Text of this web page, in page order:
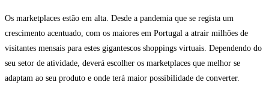
Os marketplaces estão em alta. Desde a pandemia que se regista um
crescimento acentuado, com os maiores em Portugal a atrair milhões de
visitantes mensais para estes gigantescos shoppings virtuais. Dependendo do
seu setor de atividade, deverá escolher os marketplaces que melhor se
adaptam ao seu produto e onde terá maior possibilidade de converter.